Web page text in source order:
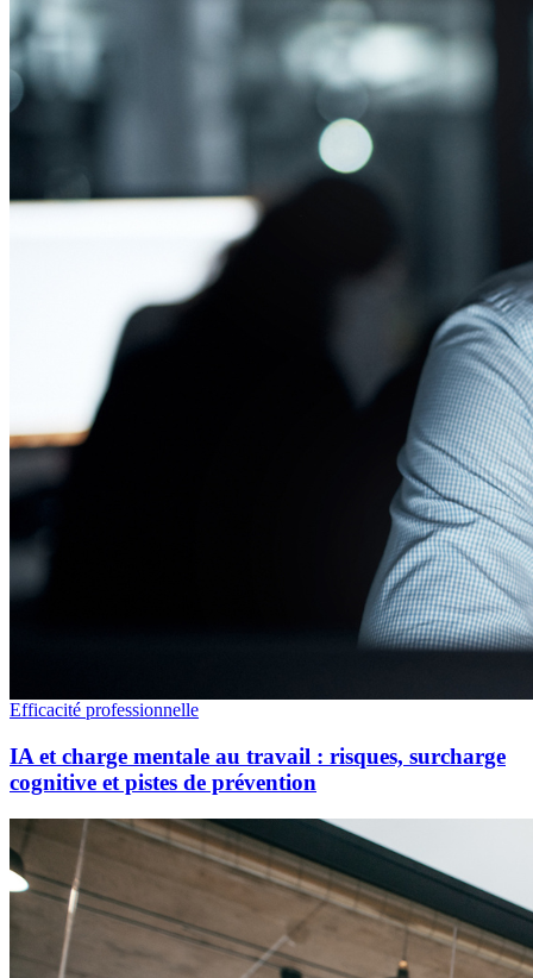
Efficacité professionnelle
IA et charge mentale au travail : risques, surcharge
cognitive et pistes de prévention